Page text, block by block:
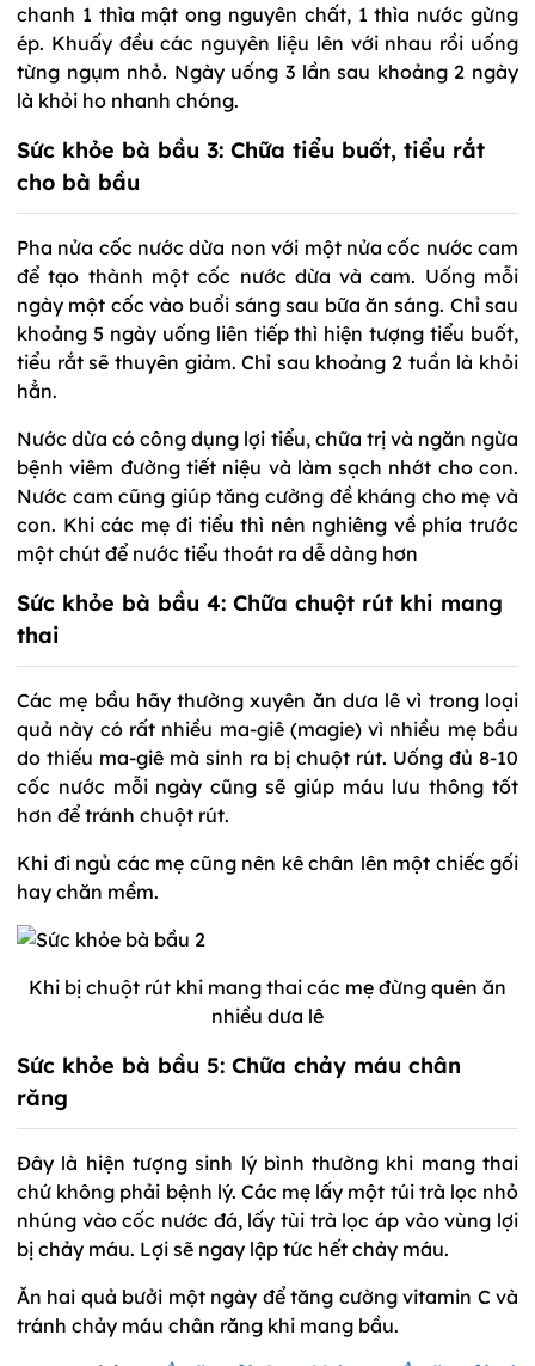
chanh 1 thìa mật ong nguyên chất, 1 thìa nước gừng
ép. Khuấy đều các nguyên liệu lên với nhau rồi uống
từng ngụm nhỏ. Ngày uống 3 lần sau khoảng 2 ngày
là khỏi ho nhanh chóng.
Sức khỏe bà bầu 3: Chữa tiểu buốt, tiểu rắt
cho bà bầu
Pha nửa cốc nước dừa non với một nửa cốc nước cam
để tạo thành một cốc nước dừa và cam. Uống mỗi
ngày một cốc vào buổi sáng sau bữa ăn sáng. Chỉ sau
khoảng 5 ngày uống liên tiếp thì hiện tượng tiểu buốt,
tiểu rắt sẽ thuyên giảm. Chỉ sau khoảng 2 tuần là khỏi
hẳn.
Nước dừa có công dụng lợi tiểu, chữa trị và ngăn ngừa
bệnh viêm đường tiết niệu và làm sạch nhớt cho con.
Nước cam cũng giúp tăng cường đề kháng cho mẹ và
con. Khi các mẹ đi tiểu thì nên nghiêng về phía trước
một chút để nước tiểu thoát ra dễ dàng hơn
Sức khỏe bà bầu 4: Chữa chuột rút khi mang
thai
Các mẹ bầu hãy thường xuyên ăn dưa lê vì trong loại
quả này có rất nhiều ma-giê (magie) vì nhiều mẹ bầu
do thiếu ma-giê mà sinh ra bị chuột rút. Uống đủ 8-10
cốc nước mỗi ngày cũng sẽ giúp máu lưu thông tốt
hơn để tránh chuột rút.
Khi đi ngủ các mẹ cũng nên kê chân lên một chiếc gối
hay chăn mềm.
Khi bị chuột rút khi mang thai các mẹ đừng quên ăn
nhiều dưa lê
Sức khỏe bà bầu 5: Chữa chảy máu chân
răng
Đây là hiện tượng sinh lý bình thường khi mang thai
chứ không phải bệnh lý. Các mẹ lấy một túi trà lọc nhỏ
nhúng vào cốc nước đá, lấy tùi trà lọc áp vào vùng lợi
bị chảy máu. Lợi sẽ ngay lập tức hết chảy máu.
Ăn hai quả bưởi một ngày để tăng cường vitamin C và
tránh chảy máu chân răng khi mang bầu.